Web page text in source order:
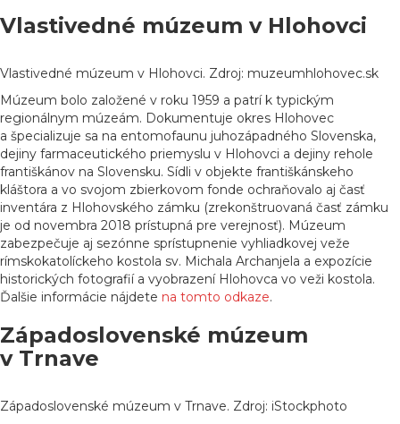
Vlastivedné múzeum v Hlohovci
Vlastivedné múzeum v Hlohovci. Zdroj: muzeumhlohovec.sk
Múzeum bolo založené v roku 1959 a patrí k typickým
regionálnym múzeám. Dokumentuje okres Hlohovec
a špecializuje sa na entomofaunu juhozápadného Slovenska,
dejiny farmaceutického priemyslu v Hlohovci a dejiny rehole
františkánov na Slovensku. Sídli v objekte františkánskeho
kláštora a vo svojom zbierkovom fonde ochraňovalo aj časť
inventára z Hlohovského zámku (zrekonštruovaná časť zámku
je od novembra 2018 prístupná pre verejnosť). Múzeum
zabezpečuje aj sezónne sprístupnenie vyhliadkovej veže
rímskokatolíckeho kostola sv. Michala Archanjela a expozície
historických fotografií a vyobrazení Hlohovca vo veži kostola.
Ďalšie informácie nájdete na tomto odkaze.
Západoslovenské múzeum
v Trnave
Západoslovenské múzeum v Trnave. Zdroj: iStockphoto